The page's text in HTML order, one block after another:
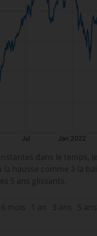
dans le temps,
la hausse comme à la
5 ans glissants.
6 mois 1 an 3 ans 5 ans